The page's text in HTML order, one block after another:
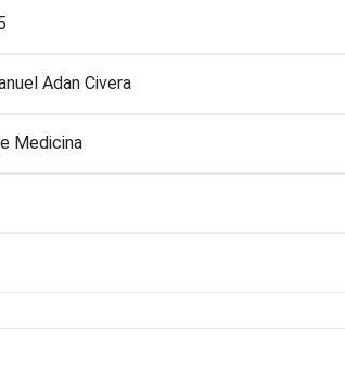
Adan Civera
Medicina